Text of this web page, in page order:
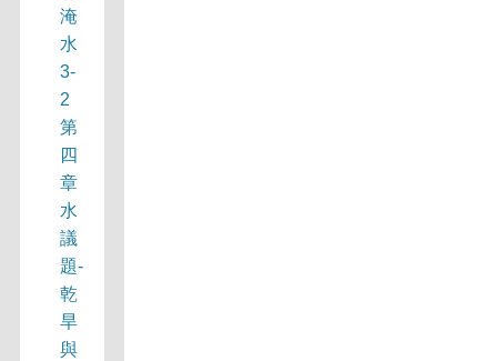
淹
水
3-
2
第
四
章
水
議
題-
乾
旱
與